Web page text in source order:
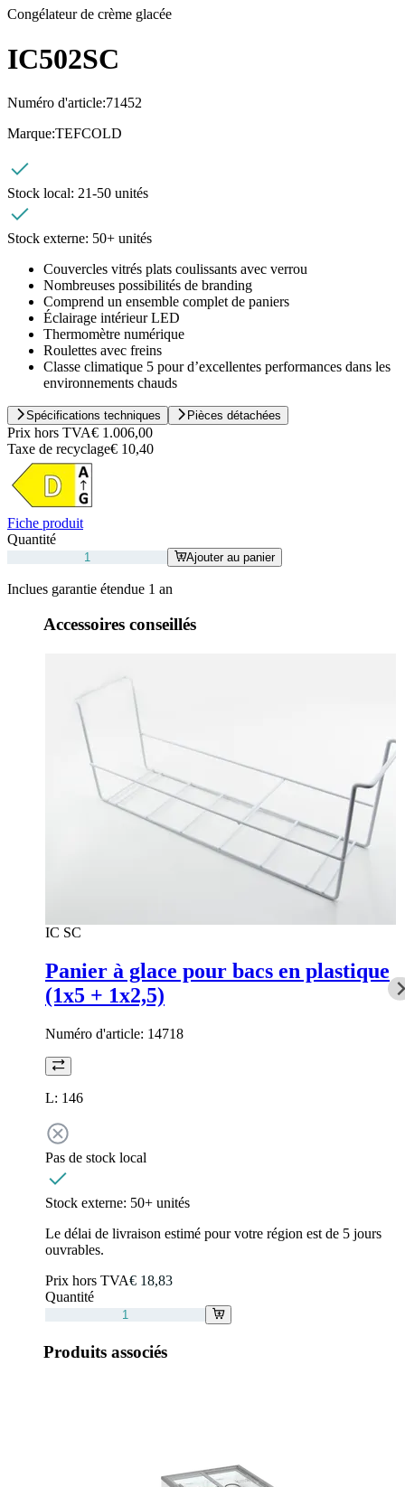
Congélateur de crème glacée
IC502SC
Numéro d'article:71452
Marque:TEFCOLD
Stock local: 21-50 unités
Stock externe: 50+ unités
Couvercles vitrés plats coulissants avec verrou
Nombreuses possibilités de branding
Comprend un ensemble complet de paniers
Éclairage intérieur LED
Thermomètre numérique
Roulettes avec freins
Classe climatique 5 pour d’excellentes performances dans les
environnements chauds
Spécifications techniques Pièces détachées
Prix hors TVA€ 1.006,00
Taxe de recyclage€ 10,40
Fiche produit
Quantité
Ajouter au panier
Inclues garantie étendue 1 an
Accessoires conseillés
IC SC
Panier à glace pour bacs en plastique
(1x5 + 1x2,5)
Numéro d'article: 14718
L: 146
Pas de stock local
Stock externe: 50+ unités
Le délai de livraison estimé pour votre région est de 5 jours
ouvrables.
Prix hors TVA€ 18,83
Quantité
Produits associés